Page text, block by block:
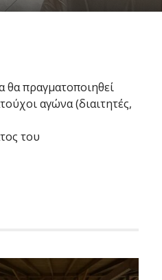
θα πραγματοποιηθεί
αγώνα (διαιτητές,
του